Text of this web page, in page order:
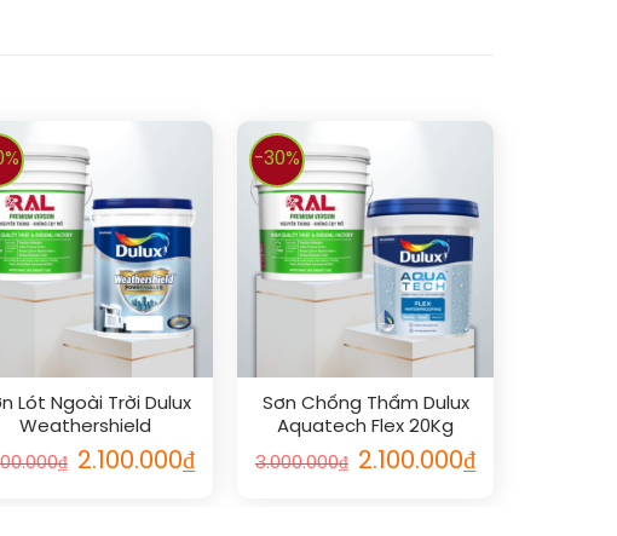
Lót Ngoài Trời Dulux
Weathershield
Siêu Cao
Cấp 18L
₫ 2.100.000₫
-30%
Sơn Chống Thấm Dulux
Aquatech Flex 20Kg
3.000.000₫ 2.100.000₫